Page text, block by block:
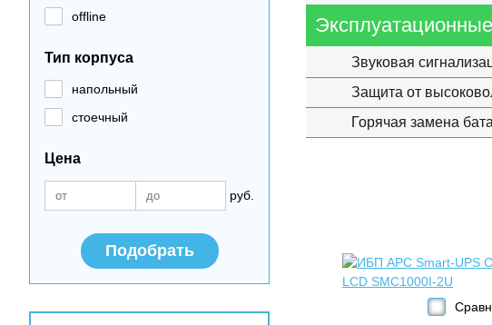
offline
Тип корпуса
напольный
стоечный
Цена
руб.
Подобрать
Звуковая
Защита от
Горячая замена